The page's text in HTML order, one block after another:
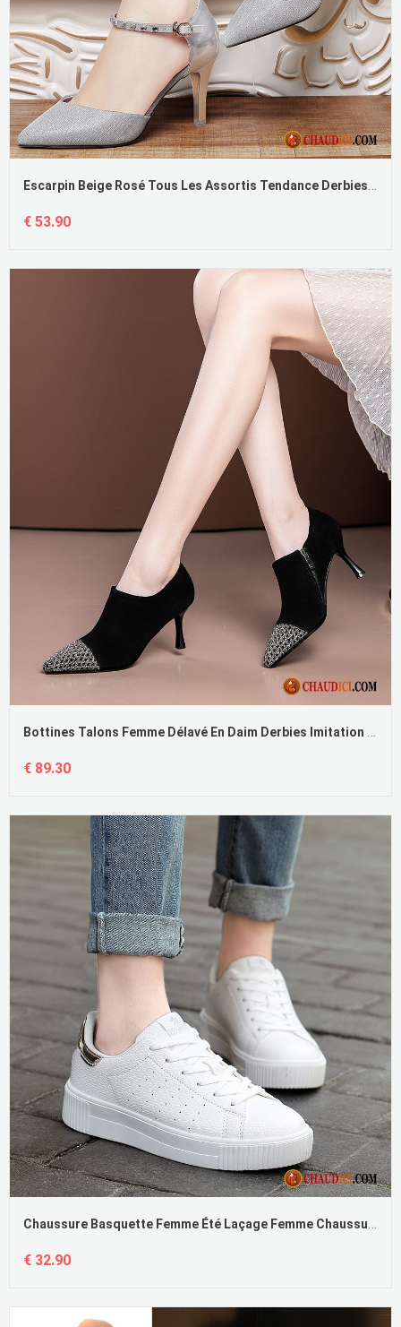
Escarpin Beige Rosé Tous Les Assortis Tendance Derbies Talons Minces Décontractée
€ 53.90
Bottines Talons Femme Délavé En Daim Derbies Imitation Strass Escarpins Printemps Pas Cher
€ 89.30
Chaussure Basquette Femme Été Laçage Femme Chaussures De Skate Sport Soldes
€ 32.90